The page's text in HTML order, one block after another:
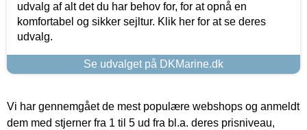
udvalg af alt det du har behov for, for at opnå en
komfortabel og sikker sejltur. Klik her for at se deres
udvalg.
Se udvalget på DKMarine.dk
Vi har gennemgået de mest populære webshops og anmeldt
dem med stjerner fra 1 til 5 ud fra bl.a. deres prisniveau,